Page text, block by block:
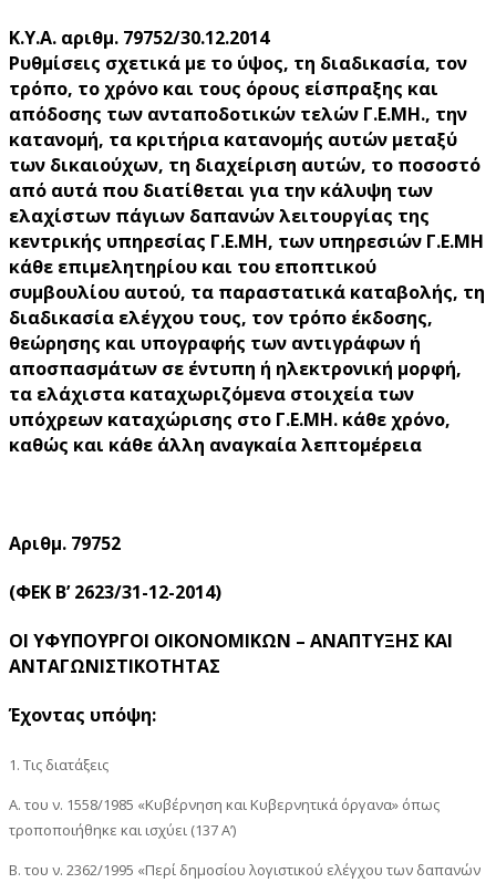
Κ.Υ.Α. αριθμ. 79752/30.12.2014
Ρυθμίσεις σχετικά με το ύψος, τη διαδικασία, τον
τρόπο, το χρόνο και τους όρους είσπραξης και
απόδοσης των ανταποδοτικών τελών Γ.Ε.ΜΗ., την
κατανομή, τα κριτήρια κατανομής αυτών μεταξύ
των δικαιούχων, τη διαχείριση αυτών, το ποσοστό
από αυτά που διατίθεται για την κάλυψη των
ελαχίστων πάγιων δαπανών λειτουργίας της
κεντρικής υπηρεσίας Γ.Ε.ΜΗ, των υπηρεσιών Γ.Ε.ΜΗ
κάθε επιμελητηρίου και του εποπτικού
συμβουλίου αυτού, τα παραστατικά καταβολής, τη
διαδικασία ελέγχου τους, τον τρόπο έκδοσης,
θεώρησης και υπογραφής των αντιγράφων ή
αποσπασμάτων σε έντυπη ή ηλεκτρονική μορφή,
τα ελάχιστα καταχωριζόμενα στοιχεία των
υπόχρεων καταχώρισης στο Γ.Ε.ΜΗ. κάθε χρόνο,
καθώς και κάθε άλλη αναγκαία λεπτομέρεια
Αριθμ. 79752
(ΦΕΚ Β’ 2623/31-12-2014)
ΟΙ ΥΦΥΠΟΥΡΓΟΙ ΟΙΚΟΝΟΜΙΚΩΝ – ΑΝΑΠΤΥΞΗΣ ΚΑΙ
ΑΝΤΑΓΩΝΙΣΤΙΚΟΤΗΤΑΣ
Έχοντας υπόψη:
1. Τις διατάξεις
Α. του ν. 1558/1985 «Κυβέρνηση και Κυβερνητικά όργανα» όπως
τροποποιήθηκε και ισχύει (137 Α’)
Β. του ν. 2362/1995 «Περί δημοσίου λογιστικού ελέγχου των δαπανών